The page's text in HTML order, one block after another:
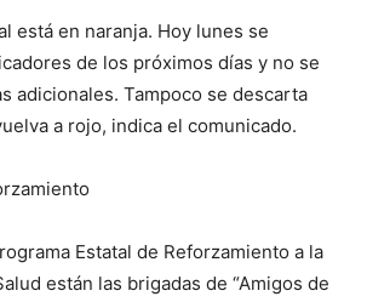
está en naranja. Hoy lunes se
de los próximos días y no se
adicionales. Tampoco se descarta
a rojo, indica el comunicado.
Estatal de Reforzamiento a la
están las brigadas de “Amigos de